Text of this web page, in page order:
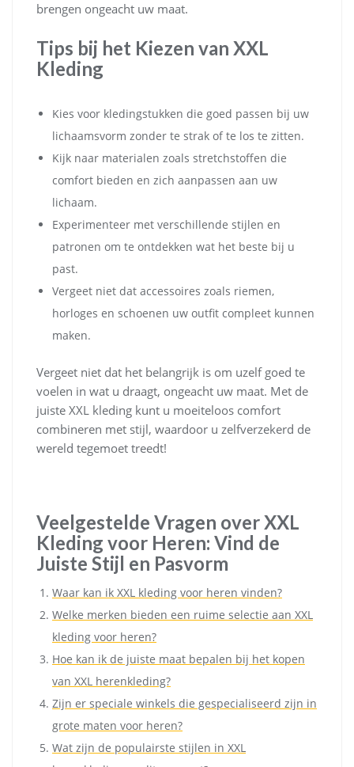
brengen ongeacht uw maat.
Tips bij het Kiezen van XXL
Kleding
Kies voor kledingstukken die goed passen bij uw
lichaamsvorm zonder te strak of te los te zitten.
Kijk naar materialen zoals stretchstoffen die
comfort bieden en zich aanpassen aan uw
lichaam.
Experimenteer met verschillende stijlen en
patronen om te ontdekken wat het beste bij u
past.
Vergeet niet dat accessoires zoals riemen,
horloges en schoenen uw outfit compleet kunnen
maken.
Vergeet niet dat het belangrijk is om uzelf goed te
voelen in wat u draagt, ongeacht uw maat. Met de
juiste XXL kleding kunt u moeiteloos comfort
combineren met stijl, waardoor u zelfverzekerd de
wereld tegemoet treedt!
Veelgestelde Vragen over XXL
Kleding voor Heren: Vind de
Juiste Stijl en Pasvorm
Waar kan ik XXL kleding voor heren vinden?
Welke merken bieden een ruime selectie aan XXL
kleding voor heren?
Hoe kan ik de juiste maat bepalen bij het kopen
van XXL herenkleding?
Zijn er speciale winkels die gespecialiseerd zijn in
grote maten voor heren?
Wat zijn de populairste stijlen in XXL